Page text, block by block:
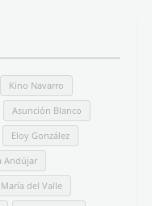
Kino Navarro
Asunción Blanco
Eloy González
Andújar
María del Valle